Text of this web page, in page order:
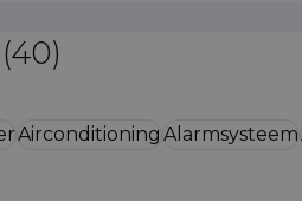
(40)
Airconditioning Alarmsysteem